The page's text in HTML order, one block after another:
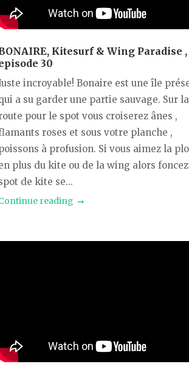
Kitesurf & Wing Paradise ,
30
incroyable! Bonaire est une île
a su garder une partie sauvage. Sur la
pour le spot vous croiserez ânes ,
roses et sous votre planche ,
à profusion. Si vous aimez la
plus du kite ou de la wing alors
de kite se...
reading